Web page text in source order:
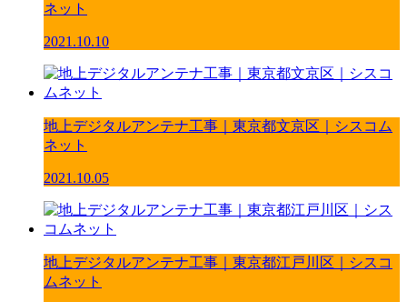
ネット
2021.10.10
地上デジタルアンテナ工事｜東京都文京区｜シスコム
ネット
2021.10.05
地上デジタルアンテナ工事｜東京都江戸川区｜シスコ
ムネット